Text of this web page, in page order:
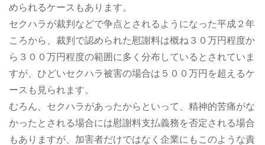
められるケースもあります。
セクハラが裁判などで争点とされるようになった平成２年
ころから、裁判で認められた慰謝料は概ね３０万円程度か
ら３００万円程度の範囲に多く分布しているとされていま
すが、ひどいセクハラ被害の場合は５００万円を超えるケ
ースも見られます。
むろん、セクハラがあったからといって、精神的苦痛がな
かったとされる場合には慰謝料支払義務を否定される場合
もありますが、加害者だけではなく企業にもこのような責